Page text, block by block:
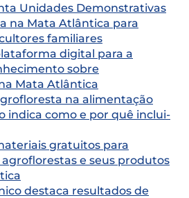
Unidades Demonstrativas
na Mata Atlântica para
familiares
digital para a
sobre
Mata Atlântica
na alimentação
indica como e por quê inclui-
gratuitos para
e seus produtos
destaca resultados de